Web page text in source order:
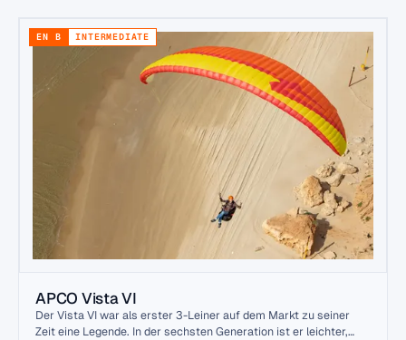
EN B INTERMEDIATE
APCO Vista VI
Der Vista VI war als erster 3-Leiner auf dem Markt zu seiner
Zeit eine Legende. In der sechsten Generation ist er leichter,